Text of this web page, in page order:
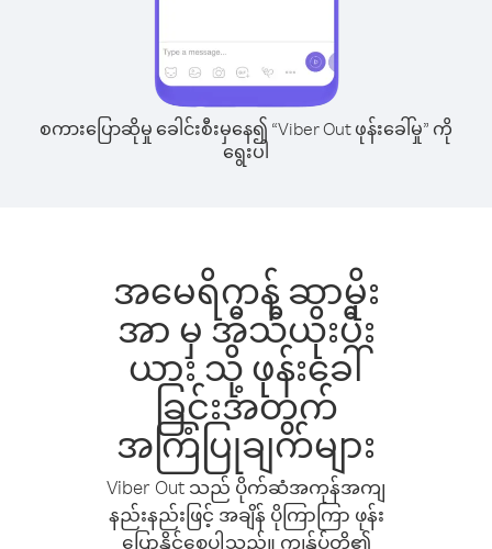
စကားပြောဆိုမှု ခေါင်းစီးမှနေ၍ “Viber Out ဖုန်းခေါ်မှု” ကို
ရွေးပါ
အမေရိကန် ဆာမိုး
အာ မှ အီသီယိုးပီး
ယား သို့ ဖုန်းခေါ်
ခြင်းအတွက်
အကြံပြုချက်များ
Viber Out သည် ပိုက်ဆံအကုန်အကျ
နည်းနည်းဖြင့် အချိန် ပိုကြာကြာ ဖုန်း
ပြောနိုင်စေပါသည်။ ကျွန်ုပ်တို့၏